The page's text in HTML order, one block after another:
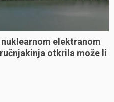
elektranom
otkrila može li